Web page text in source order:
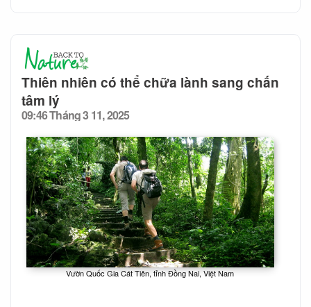
Thiên nhiên có thể chữa lành sang chấn
tâm lý
Posted
on
09:46 Tháng 3 11, 2025
Vườn Quốc Gia Cát Tiên, tỉnh Đồng Nai, Việt Nam